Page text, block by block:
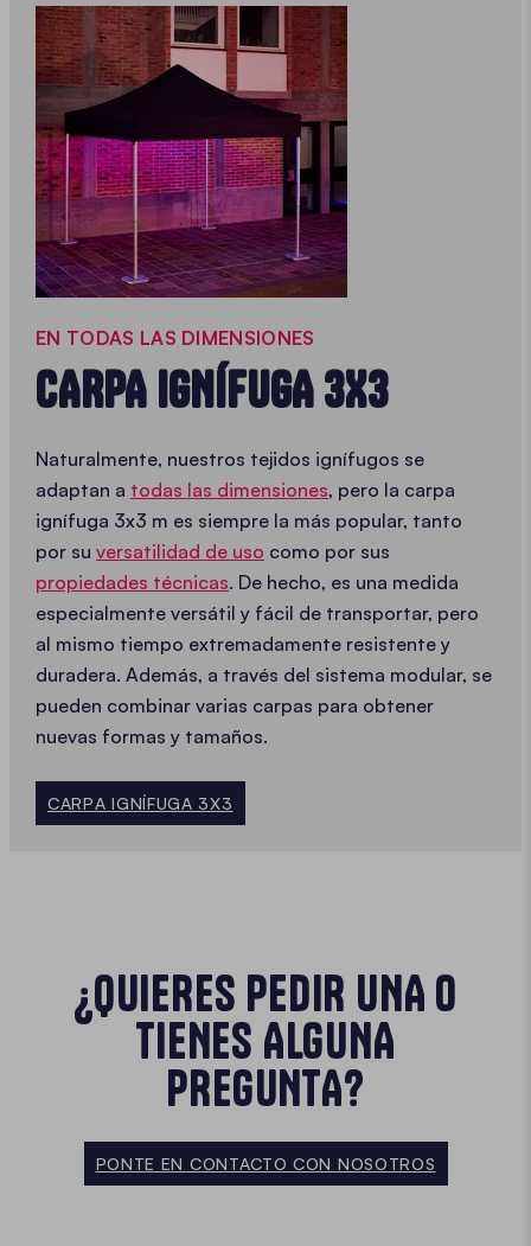
EN TODAS LAS DIMENSIONES
CARPA IGNÍFUGA 3X3
Naturalmente, nuestros tejidos ignífugos se
adaptan a todas las dimensiones, pero la carpa
ignífuga 3x3 m es siempre la más popular, tanto
por su versatilidad de uso como por sus
propiedades técnicas. De hecho, es una medida
especialmente versátil y fácil de transportar, pero
al mismo tiempo extremadamente resistente y
duradera. Además, a través del sistema modular, se
pueden combinar varias carpas para obtener
nuevas formas y tamaños.
CARPA IGNÍFUGA 3X3
¿QUIERES PEDIR UNA O
TIENES ALGUNA
PREGUNTA?
PONTE EN CONTACTO CON NOSOTROS